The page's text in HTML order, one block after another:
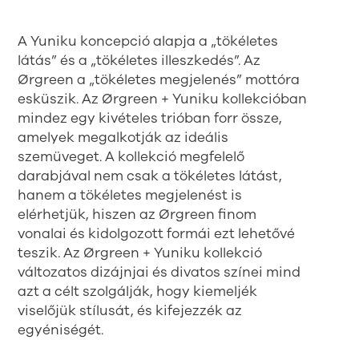
A Yuniku koncepció alapja a „tökéletes
látás” és a „tökéletes illeszkedés”. Az
Ørgreen a „tökéletes megjelenés” mottóra
esküszik. Az Ørgreen + Yuniku kollekcióban
mindez egy kivételes trióban forr össze,
amelyek megalkotják az ideális
szemüveget. A kollekció megfelelő
darabjával nem csak a tökéletes látást,
hanem a tökéletes megjelenést is
elérhetjük, hiszen az Ørgreen finom
vonalai és kidolgozott formái ezt lehetővé
teszik. Az Ørgreen + Yuniku kollekció
változatos dizájnjai és divatos színei mind
azt a célt szolgálják, hogy kiemeljék
viselőjük stílusát, és kifejezzék az
egyéniségét.­